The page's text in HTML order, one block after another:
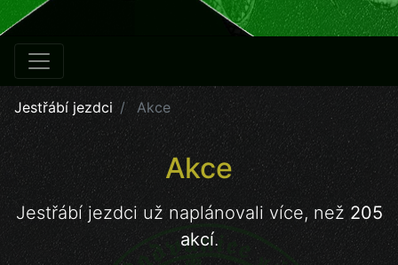
Jestřábí jezdci Akce
Akce
Jestřábí jezdci už naplánovali více, než205
akcí.